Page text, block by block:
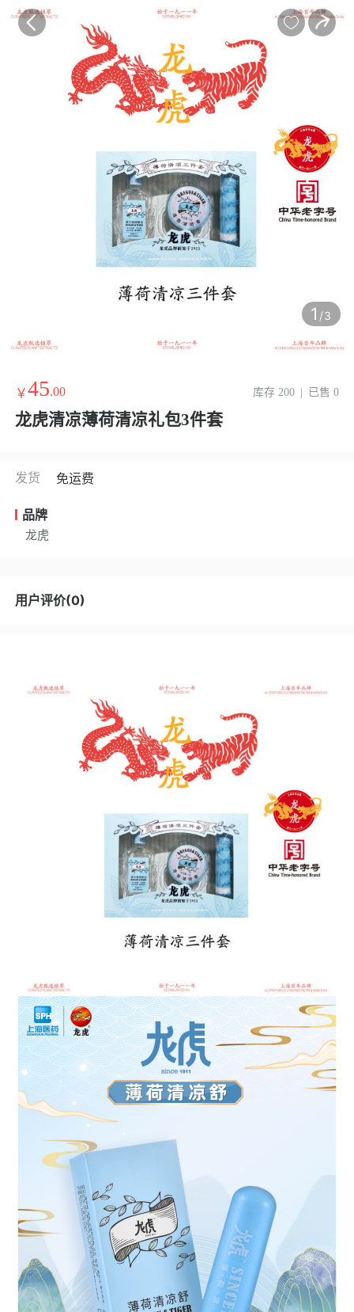
宝贝 评价 

1 /3
￥45.00 库存 200 已售 0
龙虎清凉薄荷清凉礼包3件套
发货 免运费
品牌
龙虎
用户评价(0)